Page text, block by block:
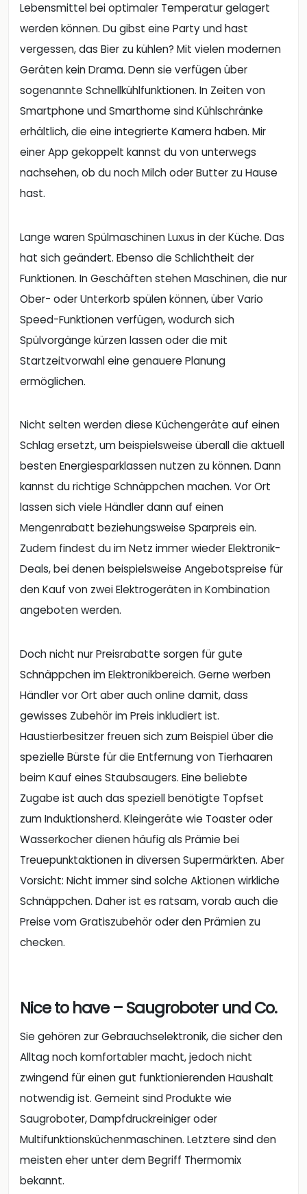
Lebensmittel bei optimaler Temperatur gelagert
werden können. Du gibst eine Party und hast
vergessen, das Bier zu kühlen? Mit vielen modernen
Geräten kein Drama. Denn sie verfügen über
sogenannte Schnellkühlfunktionen. In Zeiten von
Smartphone und Smarthome sind Kühlschränke
erhältlich, die eine integrierte Kamera haben. Mir
einer App gekoppelt kannst du von unterwegs
nachsehen, ob du noch Milch oder Butter zu Hause
hast.
Lange waren Spülmaschinen Luxus in der Küche. Das
hat sich geändert. Ebenso die Schlichtheit der
Funktionen. In Geschäften stehen Maschinen, die nur
Ober- oder Unterkorb spülen können, über Vario
Speed-Funktionen verfügen, wodurch sich
Spülvorgänge kürzen lassen oder die mit
Startzeitvorwahl eine genauere Planung
ermöglichen.
Nicht selten werden diese Küchengeräte auf einen
Schlag ersetzt, um beispielsweise überall die aktuell
besten Energiesparklassen nutzen zu können. Dann
kannst du richtige Schnäppchen machen. Vor Ort
lassen sich viele Händler dann auf einen
Mengenrabatt beziehungsweise Sparpreis ein.
Zudem findest du im Netz immer wieder Elektronik-
Deals, bei denen beispielsweise Angebotspreise für
den Kauf von zwei Elektrogeräten in Kombination
angeboten werden.
Doch nicht nur Preisrabatte sorgen für gute
Schnäppchen im Elektronikbereich. Gerne werben
Händler vor Ort aber auch online damit, dass
gewisses Zubehör im Preis inkludiert ist.
Haustierbesitzer freuen sich zum Beispiel über die
spezielle Bürste für die Entfernung von Tierhaaren
beim Kauf eines Staubsaugers. Eine beliebte
Zugabe ist auch das speziell benötigte Topfset
zum Induktionsherd. Kleingeräte wie Toaster oder
Wasserkocher dienen häufig als Prämie bei
Treuepunktaktionen in diversen Supermärkten. Aber
Vorsicht: Nicht immer sind solche Aktionen wirkliche
Schnäppchen. Daher ist es ratsam, vorab auch die
Preise vom Gratiszubehör oder den Prämien zu
checken.
Nice to have – Saugroboter und Co.
Sie gehören zur Gebrauchselektronik, die sicher den
Alltag noch komfortabler macht, jedoch nicht
zwingend für einen gut funktionierenden Haushalt
notwendig ist. Gemeint sind Produkte wie
Saugroboter, Dampfdruckreiniger oder
Multifunktionsküchenmaschinen. Letztere sind den
meisten eher unter dem Begriff Thermomix
bekannt.